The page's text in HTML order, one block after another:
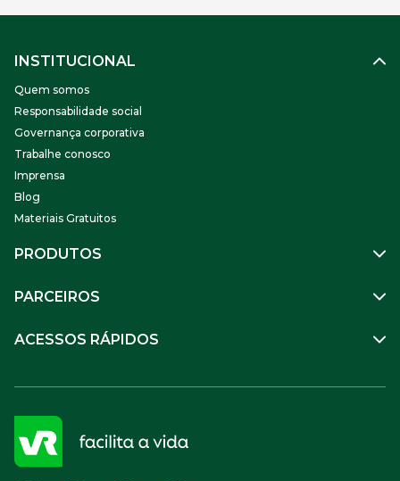
INSTITUCIONAL
Quem somos
Responsabilidade social
Governança corporativa
Trabalhe conosco
Imprensa
Blog
Materiais Gratuitos
PRODUTOS
Benefícios
Soluções Financeiras
Compre Online
PARCEIROS
Parceiro VR
APP VR Estabelecimentos
ACESSOS RÁPIDOS
Sou empresa
FAQ
Termos de Uso